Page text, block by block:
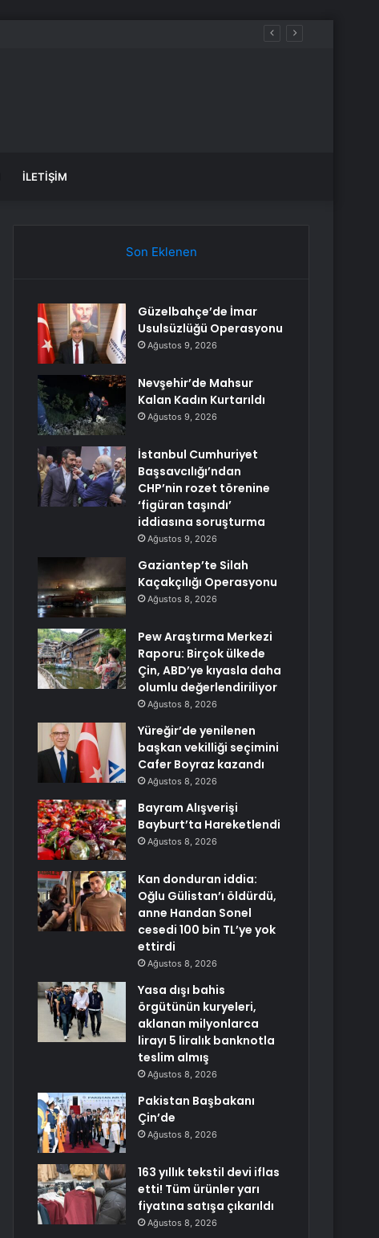
İLETIŞIM
Son Eklenen
Güzelbahçe’de İmar
Usulsüzlüğü Operasyonu
Ağustos 9, 2026
Nevşehir’de Mahsur
Kalan Kadın Kurtarıldı
Ağustos 9, 2026
İstanbul Cumhuriyet
Başsavcılığı’ndan
CHP’nin rozet törenine
‘figüran taşındı’
iddiasına soruşturma
Ağustos 9, 2026
Gaziantep’te Silah
Kaçakçılığı Operasyonu
Ağustos 8, 2026
Pew Araştırma Merkezi
Raporu: Birçok ülkede
Çin, ABD’ye kıyasla daha
olumlu değerlendiriliyor
Ağustos 8, 2026
Yüreğir’de yenilenen
başkan vekilliği seçimini
Cafer Boyraz kazandı
Ağustos 8, 2026
Bayram Alışverişi
Bayburt’ta Hareketlendi
Ağustos 8, 2026
Kan donduran iddia:
Oğlu Gülistan’ı öldürdü,
anne Handan Sonel
cesedi 100 bin TL’ye yok
ettirdi
Ağustos 8, 2026
Yasa dışı bahis
örgütünün kuryeleri,
aklanan milyonlarca
lirayı 5 liralık banknotla
teslim almış
Ağustos 8, 2026
Pakistan Başbakanı
Çin’de
Ağustos 8, 2026
163 yıllık tekstil devi iflas
etti! Tüm ürünler yarı
fiyatına satışa çıkarıldı
Ağustos 8, 2026